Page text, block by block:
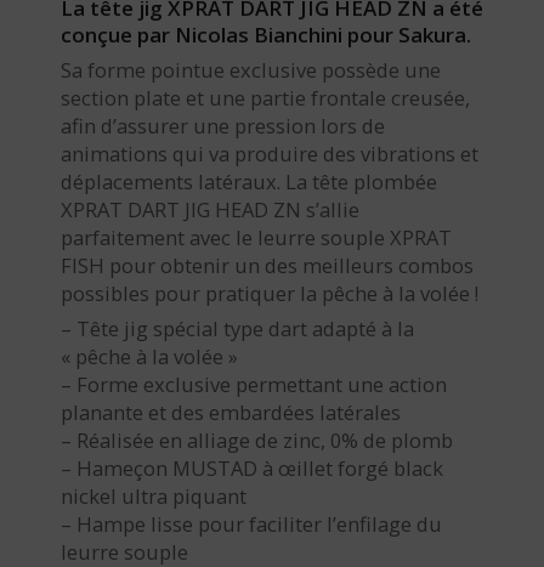
La tête jig XPRAT DART JIG HEAD ZN a été
conçue par Nicolas Bianchini pour Sakura.
Sa forme pointue exclusive possède une
section plate et une partie frontale creusée,
afin d’assurer une pression lors de
animations qui va produire des vibrations et
déplacements latéraux. La tête plombée
XPRAT DART JIG HEAD ZN s’allie
parfaitement avec le leurre souple XPRAT
FISH pour obtenir un des meilleurs combos
possibles pour pratiquer la pêche à la volée !
– Tête jig spécial type dart adapté à la
« pêche à la volée »
– Forme exclusive permettant une action
planante et des embardées latérales
– Réalisée en alliage de zinc, 0% de plomb
– Hameçon MUSTAD à œillet forgé black
nickel ultra piquant
– Hampe lisse pour faciliter l’enfilage du
leurre souple